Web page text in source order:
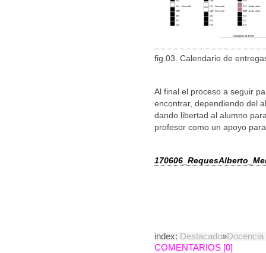
fig.03. Calendario de
Al final el proceso a seguir
encontrar, dependiendo del
dando libertad al alumno
profesor como un apoyo
index: Destacado»Docencia
COMENTARIOS [0]